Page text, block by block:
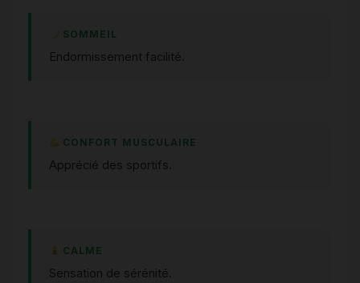
SOMMEIL
Endormissement facilité.
CONFORT MUSCULAIRE
Apprécié des sportifs.
CALME
Sensation de sérénité.